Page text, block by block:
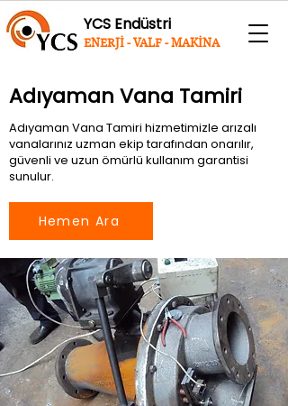
YCS Endüstri
ENERJİ - VALF - MAKİNA
Adıyaman Vana Tamiri
Adıyaman Vana Tamiri hizmetimizle arızalı
vanalarınız uzman ekip tarafından onarılır,
güvenli ve uzun ömürlü kullanım garantisi
sunulur.
Hemen Ara